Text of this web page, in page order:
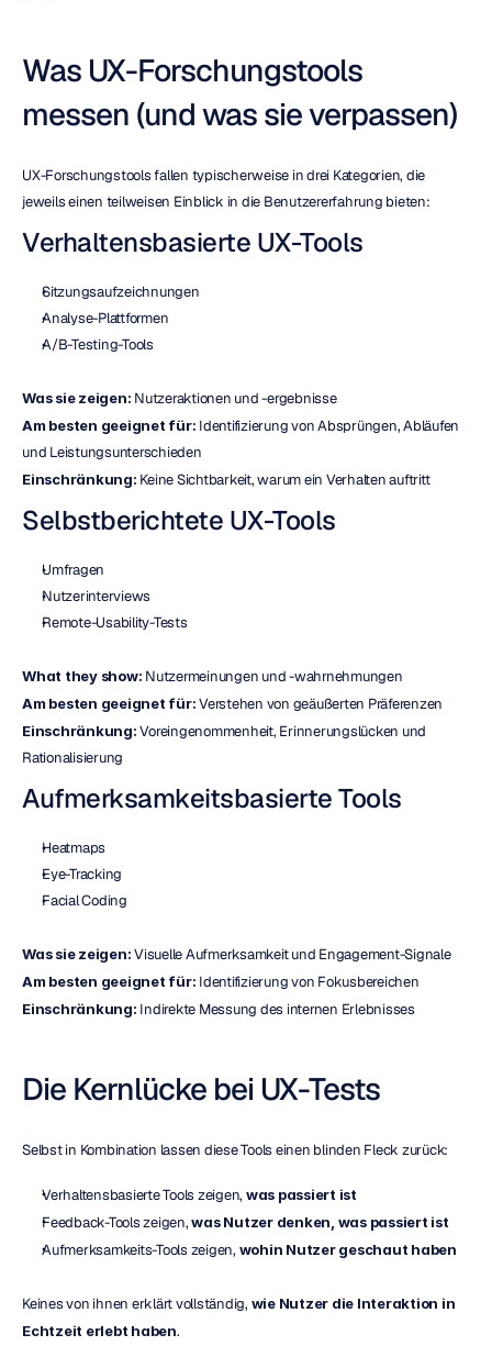
Was UX-Forschungstools
messen (und was sie verpassen)
UX-Forschungstools fallen typischerweise in drei Kategorien, die
jeweils einen teilweisen Einblick in die Benutzererfahrung bieten:
Verhaltensbasierte UX-Tools
Sitzungsaufzeichnungen
Analyse-Plattformen
A/B-Testing-Tools
Was sie zeigen: Nutzeraktionen und -ergebnisse
Am besten geeignet für: Identifizierung von Absprüngen, Abläufen
und Leistungsunterschieden
Einschränkung: Keine Sichtbarkeit, warum ein Verhalten auftritt
Selbstberichtete UX-Tools
Umfragen
Nutzerinterviews
Remote-Usability-Tests
What they show: Nutzermeinungen und -wahrnehmungen
Am besten geeignet für: Verstehen von geäußerten Präferenzen
Einschränkung: Voreingenommenheit, Erinnerungslücken und
Rationalisierung
Aufmerksamkeitsbasierte Tools
Heatmaps
Eye-Tracking
Facial Coding
Was sie zeigen: Visuelle Aufmerksamkeit und Engagement-Signale
Am besten geeignet für: Identifizierung von Fokusbereichen
Einschränkung: Indirekte Messung des internen Erlebnisses
Die Kernlücke bei UX-Tests
Selbst in Kombination lassen diese Tools einen blinden Fleck zurück:
Verhaltensbasierte Tools zeigen, was passiert ist
Feedback-Tools zeigen, was Nutzer denken, was passiert ist
Aufmerksamkeits-Tools zeigen, wohin Nutzer geschaut haben
Keines von ihnen erklärt vollständig, wie Nutzer die Interaktion in
Echtzeit erlebt haben.